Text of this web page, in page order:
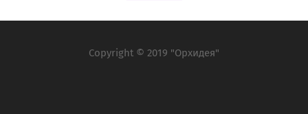
Copyright © 2019 "Орхидея"